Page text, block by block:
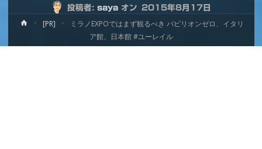
投稿者: saya オン 2015年8月17日
ホ
ム
[PR]
ミラノEXPOではまず観るべき パビリオンゼロ、イタリ
ア館、日本館 #ユーレイル